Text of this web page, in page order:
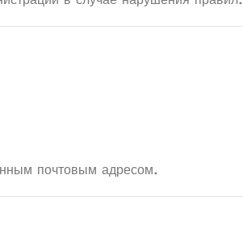
почтовым адресом.